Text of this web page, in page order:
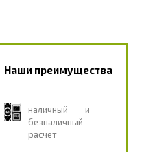
Наши преимущества
наличный и
безналичный
расчёт